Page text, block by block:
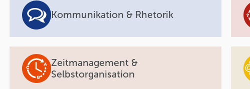
Kommunikation & Rhetorik
Zeitmanagement &
Selbstorganisation